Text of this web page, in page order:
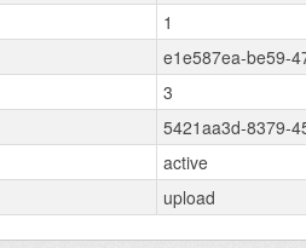
1
e1e587ea-be59-
3
5421aa3d-8379-
active
upload